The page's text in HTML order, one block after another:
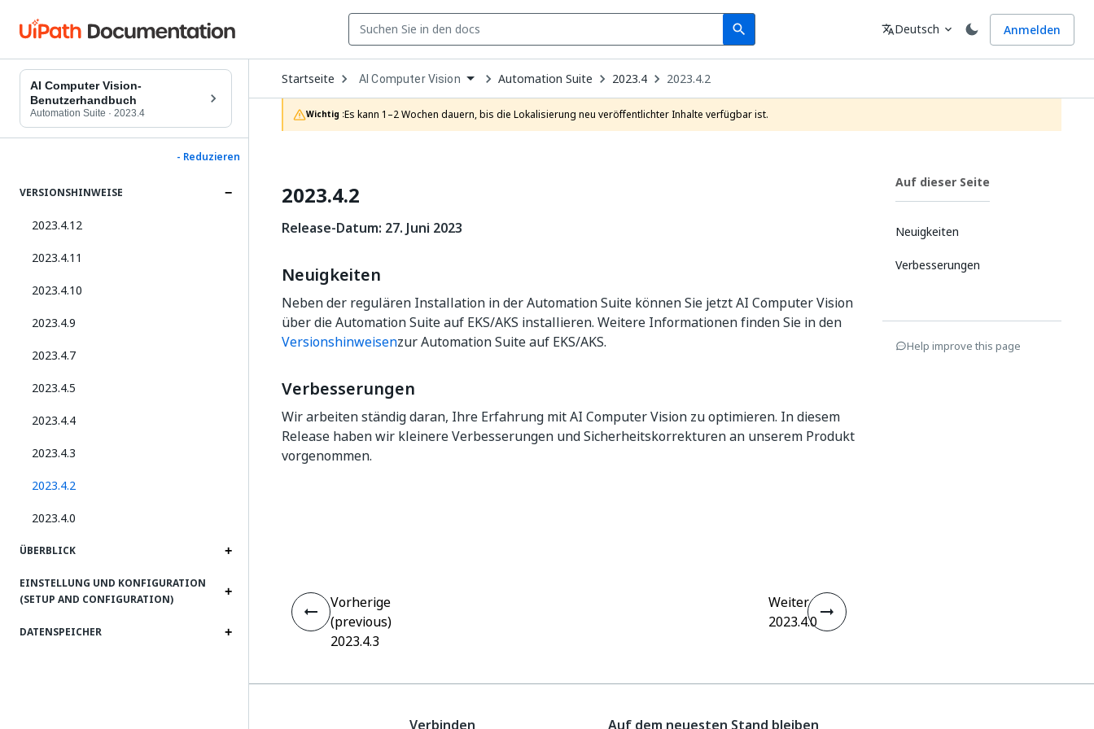
search
Search Sprache
translateDeutsch expand_more Anmelden
AI Computer Vision-
Benutzerhandbuch
Automation Suite · 2023.4
- Reduzieren
VERSIONSHINWEISE
2023.4.12
2023.4.11
2023.4.10
2023.4.9
2023.4.7
2023.4.5
2023.4.4
2023.4.3
2023.4.2
2023.4.0
ÜBERBLICK
EINSTELLUNG UND KONFIGURATION
(SETUP AND CONFIGURATION)
DATENSPEICHER
Startseite Open
Dropdown
to
choose
product
AI Computer Vision Automation Suite 2023.4 2023.4.2
Wichtig :Es kann 1–2 Wochen dauern, bis die Lokalisierung neu veröffentlichter Inhalte verfügbar ist.
2023.4.2
Release-Datum: 27. Juni 2023
Neuigkeiten
Neben der regulären Installation in der Automation Suite können Sie jetzt AI Computer Vision
über die Automation Suite auf EKS/AKS installieren. Weitere Informationen finden Sie in den
Versionshinweisenzur Automation Suite auf EKS/AKS.
Verbesserungen
Wir arbeiten ständig daran, Ihre Erfahrung mit AI Computer Vision zu optimieren. In diesem
Release haben wir kleinere Verbesserungen und Sicherheitskorrekturen an unserem Produkt
vorgenommen.
Auf dieser Seite
Neuigkeiten
Verbesserungen
Help improve this page
Vorherige
(previous)
2023.4.3
Weiter
2023.4.0
Verbinden Auf dem neuesten Stand bleiben